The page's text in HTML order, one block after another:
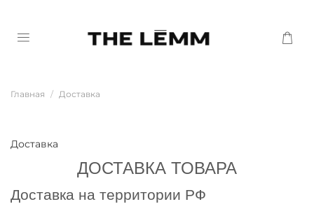
Главная Доставка
Доставка
ДОСТАВКА ТОВАРА
Доставка на территории РФ